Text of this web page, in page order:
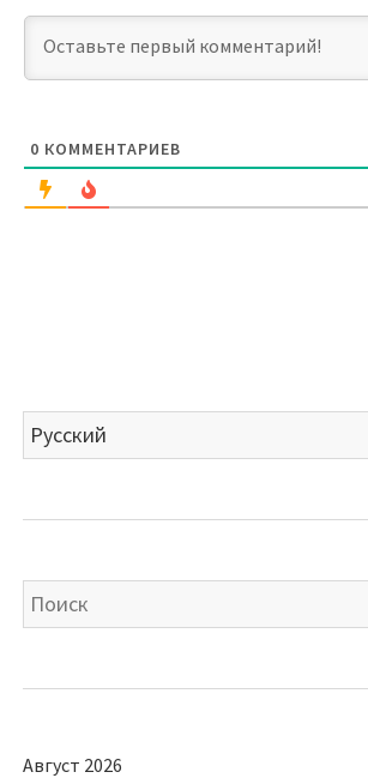
0 КОММЕНТАРИЕВ
Выбрать
язык
Искать
Август 2026